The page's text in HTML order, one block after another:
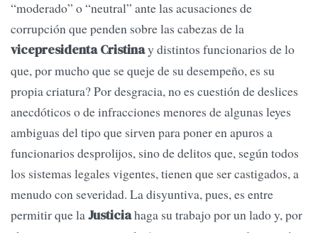
“moderado” o “neutral” ante las acusaciones de
corrupción que penden sobre las cabezas de la
vicepresidenta Cristinay distintos funcionarios de lo
que, por mucho que se queje de su desempeño, es su
propia criatura? Por desgracia, no es cuestión de deslices
anecdóticos o de infracciones menores de algunas leyes
ambiguas del tipo que sirven para poner en apuros a
funcionarios desprolijos, sino de delitos que, según todos
los sistemas legales vigentes, tienen que ser castigados, a
menudo con severidad. La disyuntiva, pues, es entre
permitir que laJusticiahaga su trabajo por un lado y, por